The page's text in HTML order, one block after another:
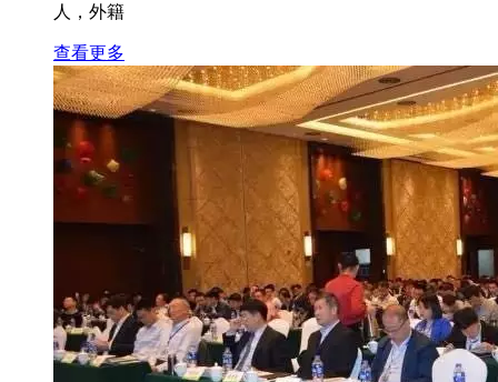
人，外籍
查看更多